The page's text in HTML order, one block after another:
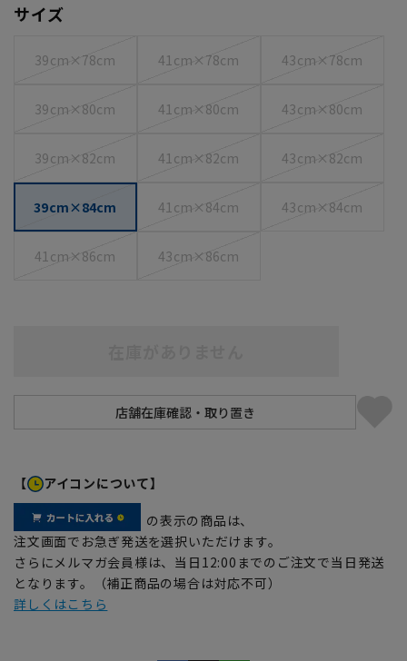
サイズ
39cm×78cm 41cm×78cm 43cm×78cm
39cm×80cm 41cm×80cm 43cm×80cm
39cm×82cm 41cm×82cm 43cm×82cm
39cm×84cm 41cm×84cm 43cm×84cm
41cm×86cm 43cm×86cm
【 アイコンについて】
の表示の商品は、
注文画面でお急ぎ発送を選択いただけます。
さらにメルマガ会員様は、当日12:00までのご注文で当日発送
となります。（補正商品の場合は対応不可）
詳しくはこちら